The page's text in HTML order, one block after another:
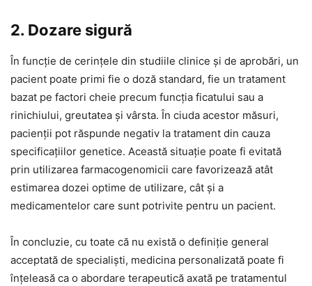
2. Dozare sigură
În funcție de cerințele din studiile clinice și de aprobări, un
pacient poate primi fie o doză standard, fie un tratament
bazat pe factori cheie precum funcția ficatului sau a
rinichiului, greutatea și vârsta. În ciuda acestor măsuri,
pacienții pot răspunde negativ la tratament din cauza
specificațiilor genetice. Această situație poate fi evitată
prin utilizarea farmacogenomicii care favorizează atât
estimarea dozei optime de utilizare, cât și a
medicamentelor care sunt potrivite pentru un pacient.
În concluzie, cu toate că nu există o definiție general
acceptată de specialiști, medicina personalizată poate fi
înțeleasă ca o abordare terapeutică axată pe tratamentul